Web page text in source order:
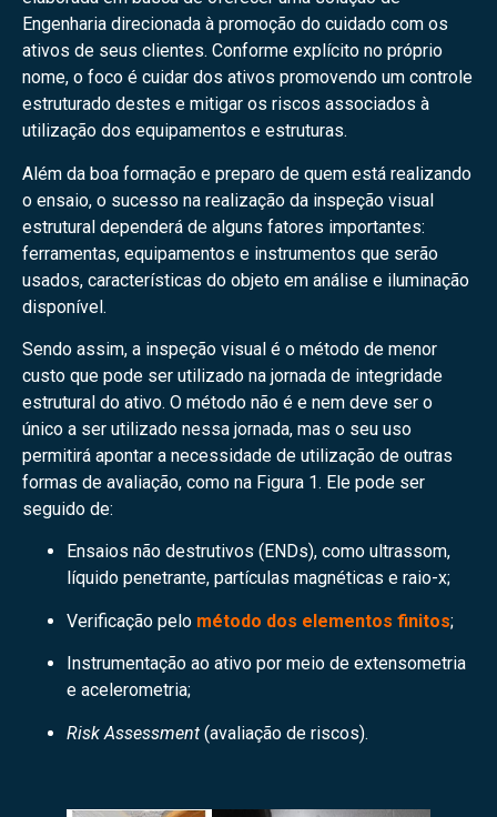
Engenharia direcionada à promoção do cuidado com os
ativos de seus clientes. Conforme explícito no próprio
nome, o foco é cuidar dos ativos promovendo um controle
estruturado destes e mitigar os riscos associados à
utilização dos equipamentos e estruturas.
Além da boa formação e preparo de quem está realizando
o ensaio, o sucesso na realização da inspeção visual
estrutural dependerá de alguns fatores importantes:
ferramentas, equipamentos e instrumentos que serão
usados, características do objeto em análise e iluminação
disponível.
Sendo assim, a inspeção visual é o método de menor
custo que pode ser utilizado na jornada de integridade
estrutural do ativo. O método não é e nem deve ser o
único a ser utilizado nessa jornada, mas o seu uso
permitirá apontar a necessidade de utilização de outras
formas de avaliação, como na Figura 1. Ele pode ser
seguido de:
Ensaios não destrutivos (ENDs), como ultrassom,
líquido penetrante, partículas magnéticas e raio-x;
Verificação pelo método dos elementos finitos;
Instrumentação ao ativo por meio de extensometria
e acelerometria;
Risk Assessment (avaliação de riscos).